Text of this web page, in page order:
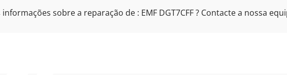
sobre a reparação de : EMF DGT7CFF ? Contacte a nossa